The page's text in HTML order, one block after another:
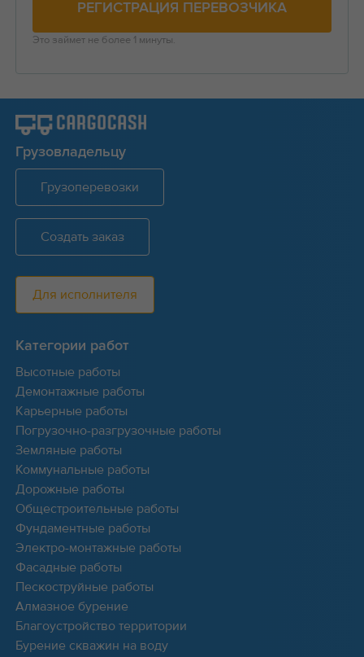
РЕГИСТРАЦИЯ ПЕРЕВОЗЧИКА
Это займет не более 1 минуты.
Грузовладельцу
Грузоперевозки
Создать заказ
Для исполнителя
Категории работ
Высотные работы
Демонтажные работы
Карьерные работы
Погрузочно-разгрузочные работы
Земляные работы
Коммунальные работы
Дорожные работы
Общестроительные работы
Фундаментные работы
Электро-монтажные работы
Фасадные работы
Пескоструйные работы
Алмазное бурение
Благоустройство территории
Бурение скважин на воду